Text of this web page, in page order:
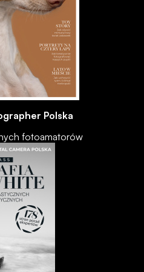
Polska
fotoamatorów